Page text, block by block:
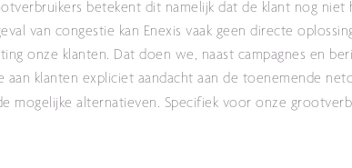
betekent dit namelijk dat de klant nog niet
van congestie kan Enexis vaak geen directe
onze klanten. Dat doen we, naast campagnes en
klanten expliciet aandacht aan de toenemende
mogelijke alternatieven. Specifiek voor onze